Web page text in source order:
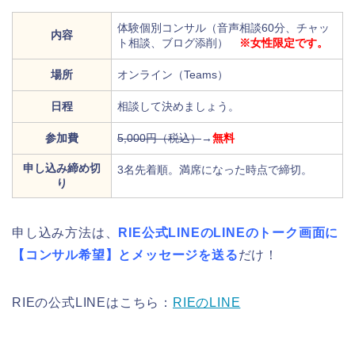
内容
体験個別コンサル（音声相談60分、チャッ
ト相談、ブログ添削）
※女性限定です。
場所 オンライン（Teams）
日程 相談して決めましょう。
参加費 5,000円（税込）→無料
申し込み締め切
り
3名先着順。満席になった時点で締切。
申し込み方法は、
RIE公式LINEのLINEのトーク画面に
【コンサル希望】とメッセージを送るだけ！
RIEの公式LINEはこちら： RIEのLINE